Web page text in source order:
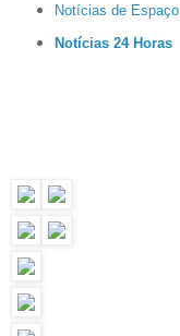
Notícias de Espaço
Notícias 24 Horas